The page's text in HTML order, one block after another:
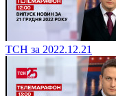
ТСН за 2022.12.21